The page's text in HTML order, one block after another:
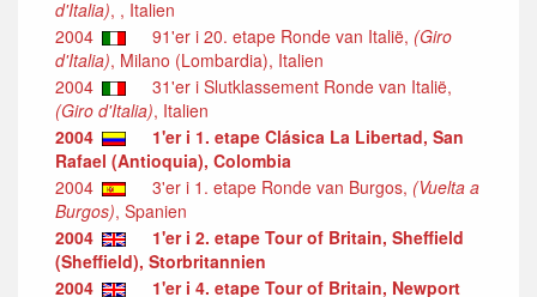
d'Italia), , Italien
2004
91'er i 20. etape Ronde van Italië, (Giro
d'Italia), Milano (Lombardia), Italien
2004
31'er i Slutklassement Ronde van Italië,
(Giro d'Italia), Italien
2004
1'er i 1. etape Clásica La Libertad, San
Rafael (Antioquia), Colombia
2004
3'er i 1. etape Ronde van Burgos, (Vuelta a
Burgos), Spanien
2004
1'er i 2. etape Tour of Britain, Sheffield
(Sheffield), Storbritannien
2004
1'er i 4. etape Tour of Britain, Newport